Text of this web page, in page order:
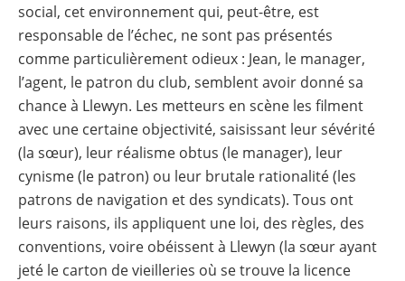
social, cet environnement qui, peut-être, est
responsable de l’échec, ne sont pas présentés
comme particulièrement odieux : Jean, le manager,
l’agent, le patron du club, semblent avoir donné sa
chance à Llewyn. Les metteurs en scène les filment
avec une certaine objectivité, saisissant leur sévérité
(la sœur), leur réalisme obtus (le manager), leur
cynisme (le patron) ou leur brutale rationalité (les
patrons de navigation et des syndicats). Tous ont
leurs raisons, ils appliquent une loi, des règles, des
conventions, voire obéissent à Llewyn (la sœur ayant
jeté le carton de vieilleries où se trouve la licence